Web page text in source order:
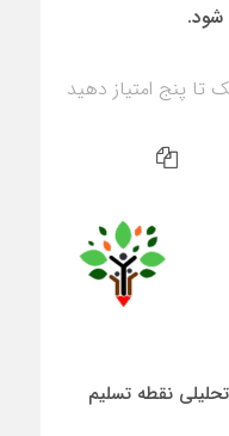
شود.
تا پنج امتیاز دهید
نقطه تسلیم